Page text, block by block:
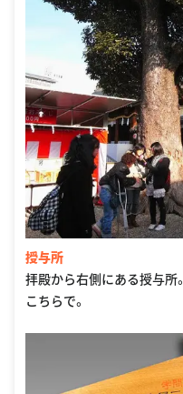
授与所
拝殿から右側にある授与所
こちらで。